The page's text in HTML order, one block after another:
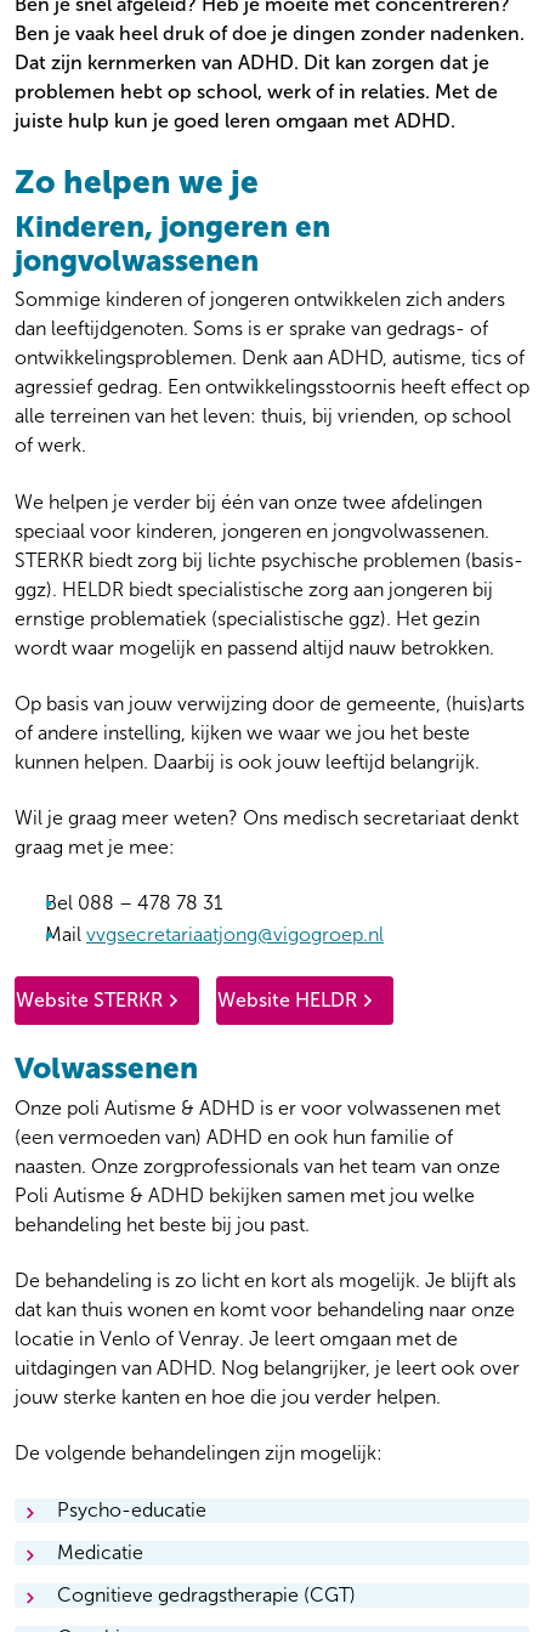
Gezin en systeem
Ouderenpsychiatrie
Persoonlijkheidsproblematiek
Preventie
Psychose
Suïcidaliteit
Thuisbegeleiding
Trauma en PTSS
Verslaving
Zeldzame en onbegrepen aandoeningen
Locaties
Wachttijden
Kosten
Veelgestelde vragen
Over onze zorg aan jou
Algemeen
Werken bij
Over ons
Actueel
Ervaringen
Ben je snel afgeleid? Heb je moeite met concentreren?
Ben je vaak heel druk of doe je dingen zonder nadenken.
Dat zijn kernmerken van ADHD. Dit kan zorgen dat je
problemen hebt op school, werk of in relaties. Met de
juiste hulp kun je goed leren omgaan met ADHD.
Zo helpen we je
Kinderen, jongeren en
jongvolwassenen
Sommige kinderen of jongeren ontwikkelen zich anders
dan leeftijdgenoten. Soms is er sprake van gedrags- of
ontwikkelingsproblemen. Denk aan ADHD, autisme, tics of
agressief gedrag. Een ontwikkelingsstoornis heeft effect op
alle terreinen van het leven: thuis, bij vrienden, op school
of werk.
We helpen je verder bij één van onze twee afdelingen
speciaal voor kinderen, jongeren en jongvolwassenen.
STERKR biedt zorg bij lichte psychische problemen (basis-
ggz). HELDR biedt specialistische zorg aan jongeren bij
ernstige problematiek (specialistische ggz). Het gezin
wordt waar mogelijk en passend altijd nauw betrokken.
Op basis van jouw verwijzing door de gemeente, (huis)arts
of andere instelling, kijken we waar we jou het beste
kunnen helpen. Daarbij is ook jouw leeftijd belangrijk.
Wil je graag meer weten? Ons medisch secretariaat denkt
graag met je mee:
Bel 088 – 478 78 31
Mail vvgsecretariaatjong@vigogroep.nl
Website STERKR Website HELDR
Volwassenen
Onze poli Autisme & ADHD is er voor volwassenen met
(een vermoeden van) ADHD en ook hun familie of
naasten. Onze zorgprofessionals van het team van onze
Poli Autisme & ADHD bekijken samen met jou welke
behandeling het beste bij jou past.
De behandeling is zo licht en kort als mogelijk. Je blijft als
dat kan thuis wonen en komt voor behandeling naar onze
locatie in Venlo of Venray. Je leert omgaan met de
uitdagingen van ADHD. Nog belangrijker, je leert ook over
jouw sterke kanten en hoe die jou verder helpen.
De volgende behandelingen zijn mogelijk:
Psycho-educatie
bijeenkomsten wordt ook een familielid of naaste
uitgenodigd.
Medicatie
bij klachten zoals onrust, stemming of
Cognitieve gedragstherapie (CGT)